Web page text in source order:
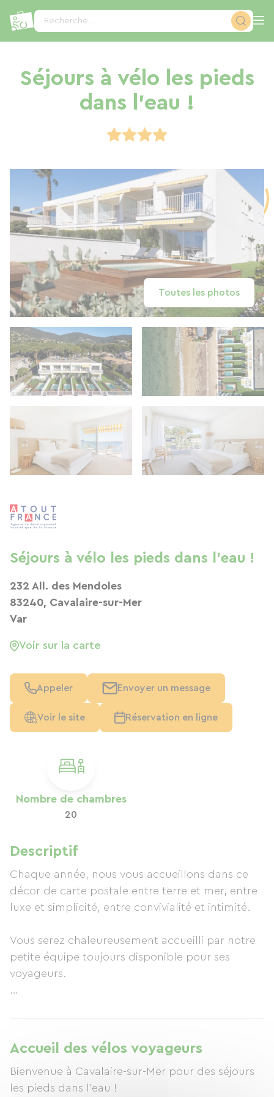
Recherche...
Séjours à vélo les pieds
dans l'eau !
Toutes les photos
Nombre de chambres
20
Descriptif
Chaque année, nous vous accueillons dans ce
décor de carte postale entre terre et mer, entre
luxe et simplicité, entre convivialité et intimité.
Vous serez chaleureusement accueilli par notre
petite équipe toujours disponible pour ses
voyageurs.
accessibles pour échanger et partager.
Nous avons à votre disposition un parking
sécurisé gratuit, ainsi qu'un garage fermé où
Accueil des vélos voyageurs
Bienvenue à Cavalaire-sur-Mer pour des séjours
les pieds dans l’eau !
Séjours à vélo les pieds dans l'eau !
232 All. des Mendoles
83240, Cavalaire-sur-Mer
Var
Voir sur la carte
Appeler Envoyer un message
Voir le site Réservation en ligne
Panneau de gestion des cookies